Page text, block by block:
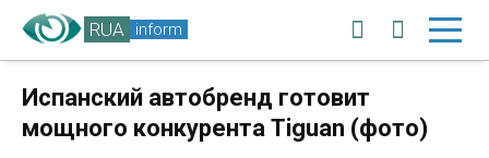
RUA inform
Испанский автобренд готовит
мощного конкурента Tiguan (фото)